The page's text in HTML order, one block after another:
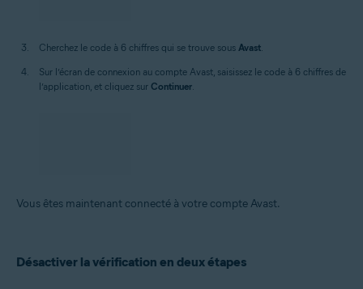
Cherchez le code à 6 chiffres qui se trouve sous Avast
Sur l’écran de connexion au compte Avast, saisissez le code à 6 chiffres de
l’application, et cliquez sur Continuer
Vous êtes maintenant connecté à votre compte Avast.
Désactiver la vérification en deux étapes